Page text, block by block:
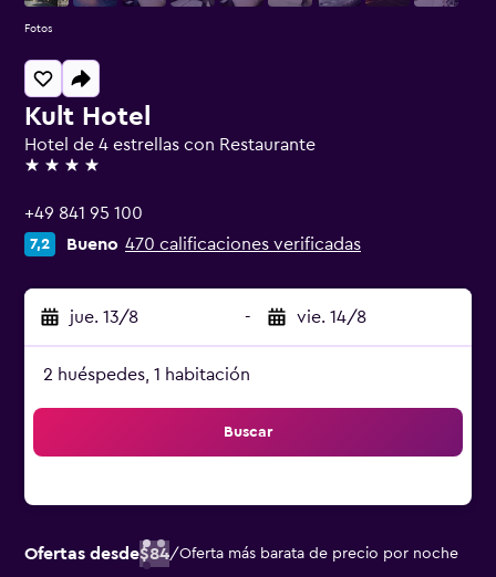
Kult Hotel
Hotel de 4 estrellas con Restaurante
4 estrellas
+49 841 95 100
7,2 Bueno 470 calificaciones verificadas
jue. 13/8 - vie. 14/8
2 huéspedes, 1 habitación
Buscar
Ofertas desde$84/Oferta más barata de precio por noche
Fotos